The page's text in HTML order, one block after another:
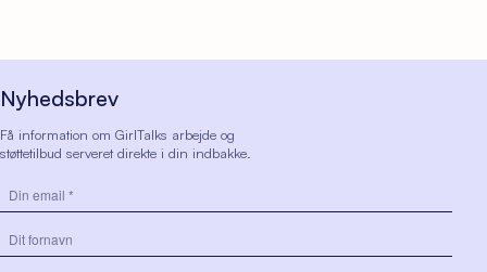
Nyhedsbrev
Få information om GirlTalks arbejde og
støttetilbud serveret direkte i din indbakke.